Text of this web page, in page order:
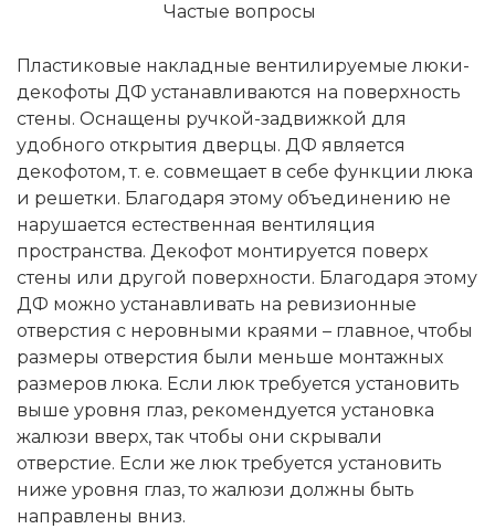
Частые вопросы
Пластиковые накладные вентилируемые люки-
декофоты ДФ устанавливаются на поверхность
стены. Оснащены ручкой-задвижкой для
удобного открытия дверцы. ДФ является
декофотом, т. е. совмещает в себе функции люка
и решетки. Благодаря этому объединению не
нарушается естественная вентиляция
пространства. Декофот монтируется поверх
стены или другой поверхности. Благодаря этому
ДФ можно устанавливать на ревизионные
отверстия с неровными краями – главное, чтобы
размеры отверстия были меньше монтажных
размеров люка. Если люк требуется установить
выше уровня глаз, рекомендуется установка
жалюзи вверх, так чтобы они скрывали
отверстие. Если же люк требуется установить
ниже уровня глаз, то жалюзи должны быть
направлены вниз.